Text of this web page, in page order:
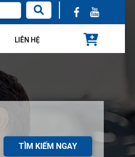
LIÊN HỆ
TÌM KIẾM NGAY